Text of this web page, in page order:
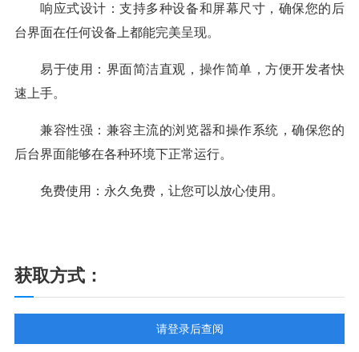
响应式设计：支持多种设备和屏幕尺寸，确保您的后
台界面在任何设备上都能完美呈现。
易于使用：界面简洁直观，操作简单，方便开发者快
速上手。
兼容性强：兼容主流的浏览器和操作系统，确保您的
后台界面能够在各种环境下正常运行。
免费使用：永久免费，让您可以放心使用。
获取方式：
请登录后查阅